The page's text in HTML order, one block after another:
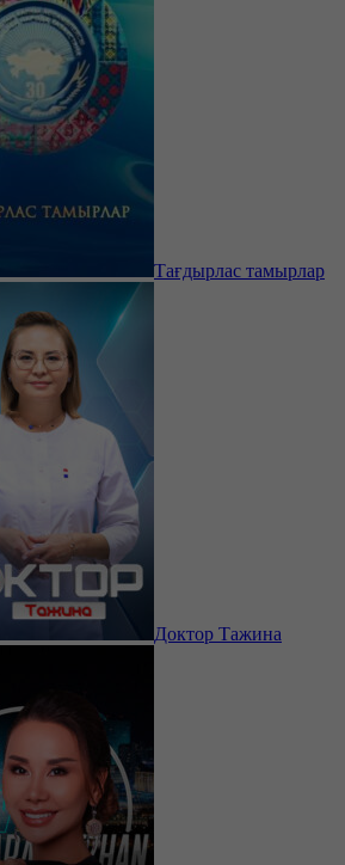
Тағдырлас тамырлар
Доктор Тажина